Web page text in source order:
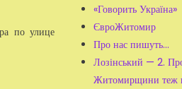
по улице
«Говорить Україна»
ЄвроЖитомир
Про нас пишуть...
Лозінський — 2.
Житомирщини теж